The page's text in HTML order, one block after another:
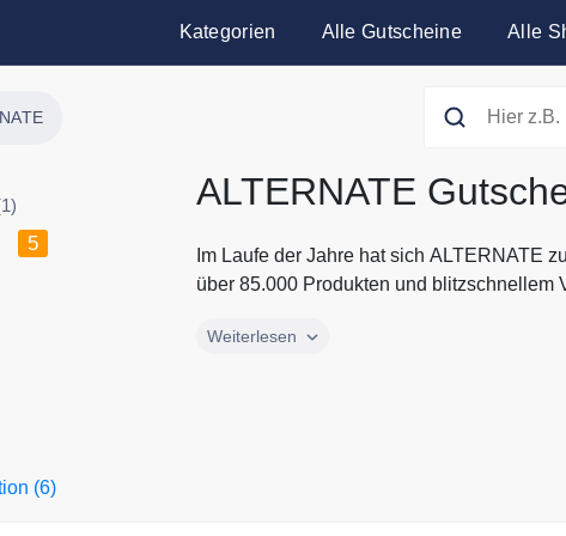
Kategorien Alle Gutscheine Alle
5
ALTERNATE
Im Laufe der Jahre hat sich ALTERNATE
über 85.000 Produkten und blitzschnellem
Im Laufe der Jahre hat sich ALTERNATE
Weiterlesen
(6)